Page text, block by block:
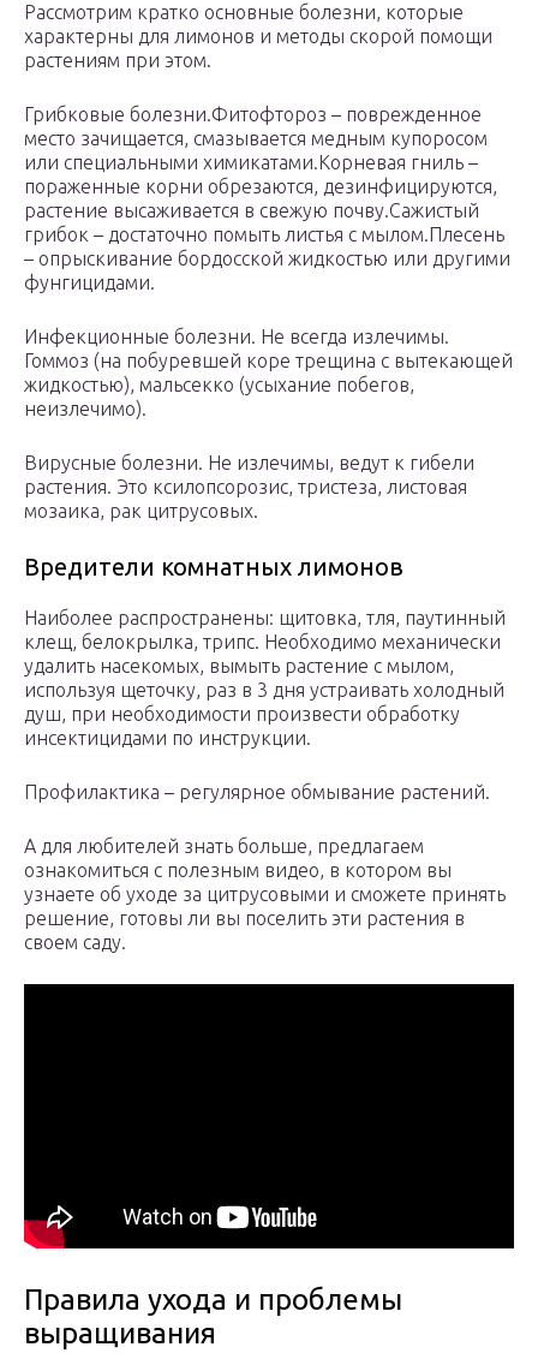
Рассмотрим кратко основные болезни, которые
характерны для лимонов и методы скорой помощи
растениям при этом.
Грибковые болезни.Фитофтороз – поврежденное
место зачищается, смазывается медным купоросом
или специальными химикатами.Корневая гниль –
пораженные корни обрезаются, дезинфицируются,
растение высаживается в свежую почву.Сажистый
грибок – достаточно помыть листья с мылом.Плесень
– опрыскивание бордосской жидкостью или другими
фунгицидами.
Инфекционные болезни. Не всегда излечимы.
Гоммоз (на побуревшей коре трещина с вытекающей
жидкостью), мальсекко (усыхание побегов,
неизлечимо).
Вирусные болезни. Не излечимы, ведут к гибели
растения. Это ксилопсорозис, тристеза, листовая
мозаика, рак цитрусовых.
Вредители комнатных лимонов
Наиболее распространены: щитовка, тля, паутинный
клещ, белокрылка, трипс. Необходимо механически
удалить насекомых, вымыть растение с мылом,
используя щеточку, раз в 3 дня устраивать холодный
душ, при необходимости произвести обработку
инсектицидами по инструкции.
Профилактика – регулярное обмывание растений.
А для любителей знать больше, предлагаем
ознакомиться с полезным видео, в котором вы
узнаете об уходе за цитрусовыми и сможете принять
решение, готовы ли вы поселить эти растения в
своем саду.
Правила ухода и проблемы
выращивания